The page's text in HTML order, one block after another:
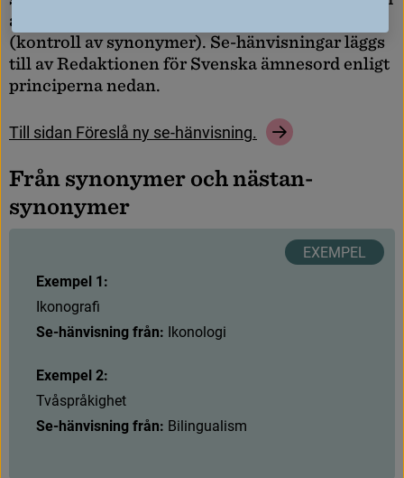
a
(kontroll av synonymer). Se-hänvisningarläggs
till avRedaktionenför Svenska ämnesordenligt
principernanedan.
Till sidan Föreslå ny se-hänvisning.
Frånsynonymerochnästan-
synonymer
Exempel 1:
Ikonograf
Se-hänvisning från: Ikonologi
Exempel 2:
Tvåspråkighet
Se-hänvisning från: Bilingualism